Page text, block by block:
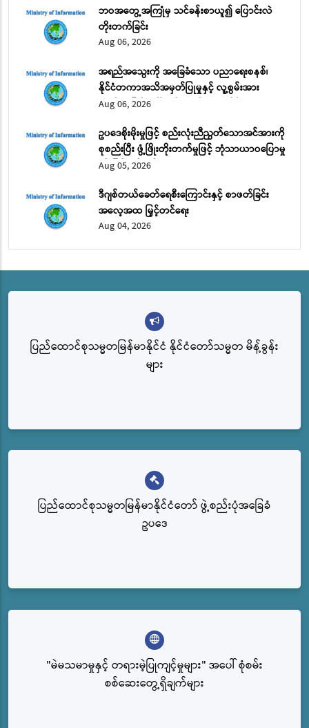
ဘဝအတွေ့အကြုံမှ သင်ခန်းစာယူ၍ ပြောင်းလဲ
တိုးတက်ခြင်း
Aug 06, 2026
အရည်အသွေးကို အခြေခံသော ပညာရေးစနစ်၊
နိုင်ငံတကာအသိအမှတ်ပြုမှုနှင့် လူ့စွမ်းအား
အရင်းအမြစ် ဖွံ့ဖြိုးတိုးတက်ရေး အပိုင်း (၁)
Aug 06, 2026
ဥပဒေစိုးမိုးမှုဖြင့် စည်းလုံးညီညွတ်သောအင်အားကို
စုစည်းပြီး ဖွံ့ဖြိုးတိုးတက်မှုဖြင့် ဘုံသာယာဝပြောမှု
ကို မြှင့်တင်မည်
Aug 05, 2026
ဒီဂျစ်တယ်ခေတ်ရေစီးကြောင်းနှင့် စာဖတ်ခြင်း
အလေ့အထ မြှင့်တင်ရေး
Aug 04, 2026
ပြည်ထောင်စုသမ္မတမြန်မာနိုင်ငံ နိုင်ငံတော်သမ္မတ မိန့်ခွန်း
များ
ပြည်‌ထောင်စုသမ္မတမြန်မာနိုင်ငံတော် ဖွဲ့စည်းပုံအခြေခံ
ဥပဒေ
"မဲမသမာမှုနှင့် တရားမဲ့ပြုကျင့်မှုများ" အပေါ် စုံစမ်း
စစ်ဆေးတွေ့ရှိချက်များ